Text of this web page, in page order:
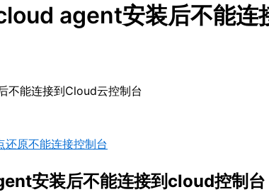
agent安装后不能连
不能连接到Cloud云控制台
还原不能连接控制台
安装后不能连接到cloud控制台